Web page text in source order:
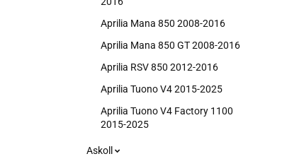
Aprilia Mana 850 2008-2016
Aprilia Mana 850 GT 2008-2016
Aprilia RSV 850 2012-2016
Aprilia Tuono V4 2015-2025
Aprilia Tuono V4 Factory 1100
2015-2025
Askoll